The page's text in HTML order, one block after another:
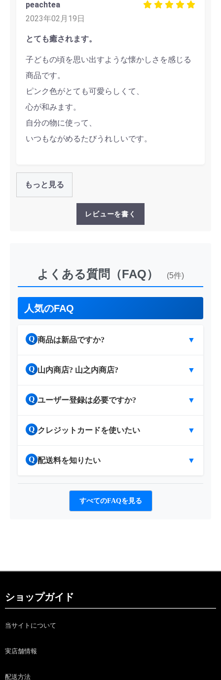
peachtea
2023年02月19日
とても癒されます。
子どもの頃を思い出すような懐かしさを感じる
商品です。
ピンク色がとても可愛らしくて、
心が和みます。
自分の物に使って、
いつもながめるたびうれしいです。
もっと見る
レビューを書く
よくある質問（FAQ） (5件)
人気のFAQ
Q 商品は新品ですか? ▼
Q 山内商店? 山之内商店? ▼
Q ユーザー登録は必要ですか? ▼
Q クレジットカードを使いたい ▼
Q 配送料を知りたい ▼
すべてのFAQを見る
ショップガイド
当サイトについて
実店舗情報
配送方法